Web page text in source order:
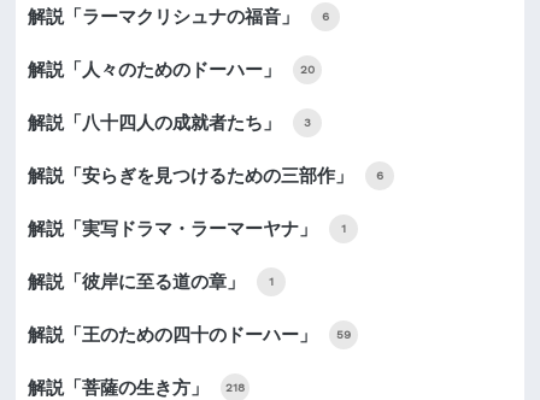
解説「ラーマクリシュナの福音」 6
解説「人々のためのドーハー」 20
解説「八十四人の成就者たち」 3
解説「安らぎを見つけるための三部作」 6
解説「実写ドラマ・ラーマーヤナ」 1
解説「彼岸に至る道の章」 1
解説「王のための四十のドーハー」 59
解説「菩薩の生き方」 218